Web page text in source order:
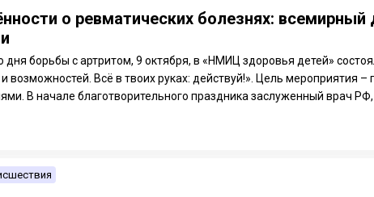
о ревматических болезнях:
борьбы с артритом, 9 октября, в «НМИЦ здоровья детей»
возможностей. Всё в твоих руках: действуй!». Цель мероприятия
В начале благотворительного праздника заслуженный врач